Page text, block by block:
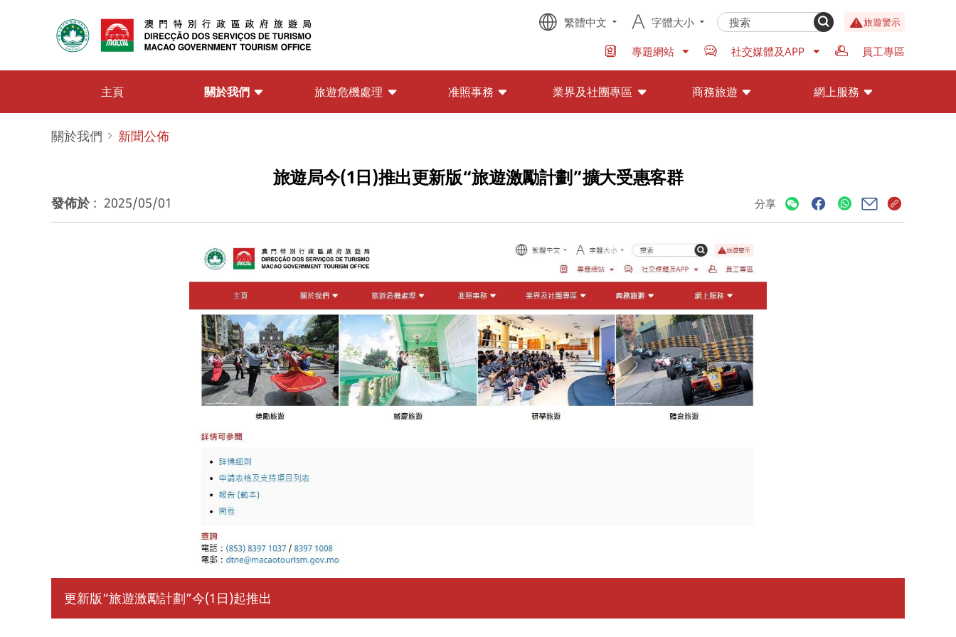
繁體中文 字體大小 旅遊警示
專題網站 社交媒體及APP 員工專區
主頁 關於我們 旅遊危機處理 准照事務 業界及社團專區 商務旅遊 網上服務
關於我們 新聞公佈
旅遊局今(1日)推出更新版“旅遊激勵計劃”擴大受惠客群
發佈於 : 2025/05/01 分享
更新版“旅遊激勵計劃”今(1日)起推出